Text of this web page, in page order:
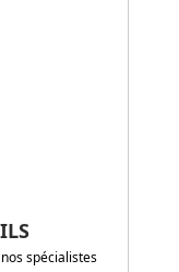
spécialistes